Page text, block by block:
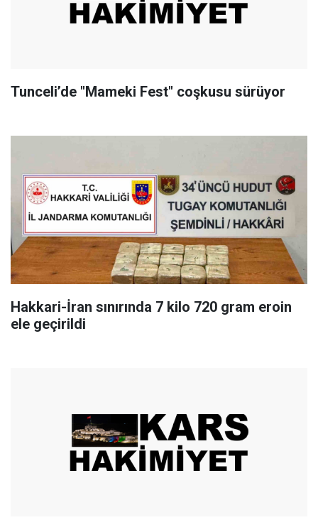
Tunceli’de "Mameki Fest" coşkusu sürüyor
Hakkari-İran sınırında 7 kilo 720 gram eroin
ele geçirildi